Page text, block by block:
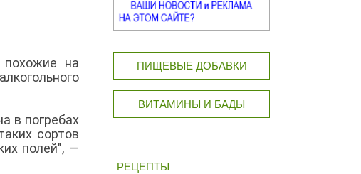
похожие на
в погребах
сортов
полей", —
ПИЩЕВЫЕ ДОБАВКИ
ВИТАМИНЫ И БАДЫ
РЕЦЕПТЫ